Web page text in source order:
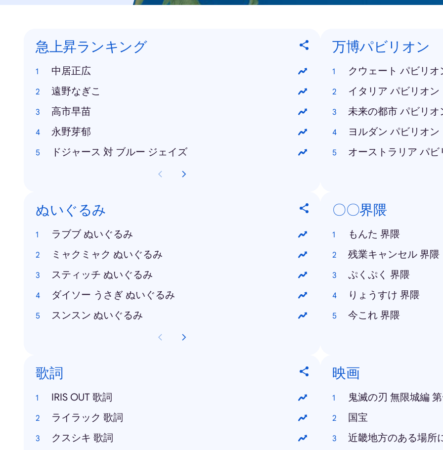
急上昇ランキング
中居正広
遠野なぎこ
高市早苗
永野芽郁
ドジャース 対 ブルー ジェイズ
万博パビリオン
クウェート パビリオ
イタリア パビリオン
未来の都市 パビリオ
ヨルダン パビリオン
オーストラリア パビ
ぬいぐるみ
ラブブ ぬいぐるみ
ミャクミャク ぬいぐるみ
スティッチ ぬいぐるみ
ダイソー うさぎ ぬいぐるみ
スンスン ぬいぐるみ
〇〇界隈
もんた 界隈
残業キャンセル 界隈
ぷくぷく 界隈
りょうすけ 界隈
今これ 界隈
歌詞
IRIS OUT 歌詞
ライラック 歌詞
クスシキ 歌詞
映画
鬼滅の刃 無限城編
国宝
近畿地方のある場所